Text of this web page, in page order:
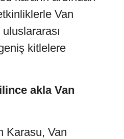
Van
kitlelere
akla Van
Karasu, Van